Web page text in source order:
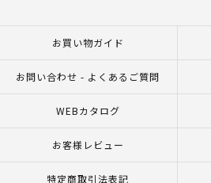
お買い物ガイド
お問い合わせ - よくあるご質問
WEBカタログ
お客様レビュー
特定商取引法表記